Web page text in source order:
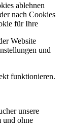
ablehnen
nach Cookies
für Ihre
Website
und
funktionieren.
unsere
und ohne